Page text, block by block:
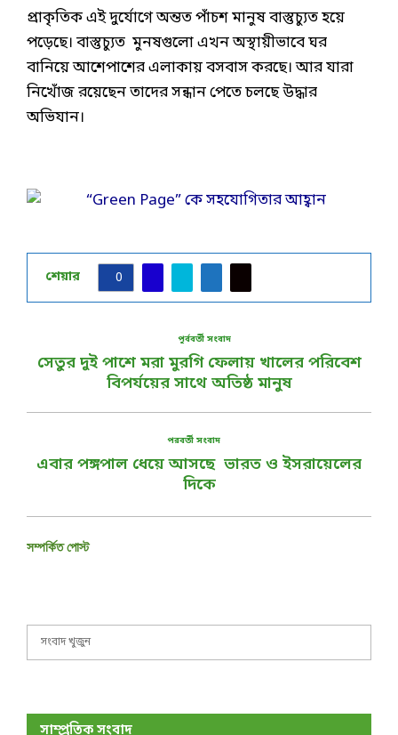
প্রাকৃতিক এই দুর্যোগে অন্তত পাঁচশ মানুষ বাস্তুচ্যুত হয়ে
পড়েছে। বাস্তুচ্যুত মুনষগুলো এখন অস্থায়ীভাবে ঘর
বানিয়ে আশেপাশের এলাকায় বসবাস করছে। আর যারা
নিখোঁজ রয়েছেন তাদের সন্ধান পেতে চলছে উদ্ধার
অভিযান।
শেয়ার 0
পূর্ববর্তী সংবাদ
সেতুর দুই পাশে মরা মুরগি ফেলায় খালের পরিবেশ
বিপর্যয়ের সাথে অতিষ্ঠ মানুষ
পরবর্তী সংবাদ
এবার পঙ্গপাল ধেয়ে আসছে ভারত ও ইসরায়েলের
দিকে
সম্পর্কিত পোস্ট
A
সাম্প্রতিক সংবাদ